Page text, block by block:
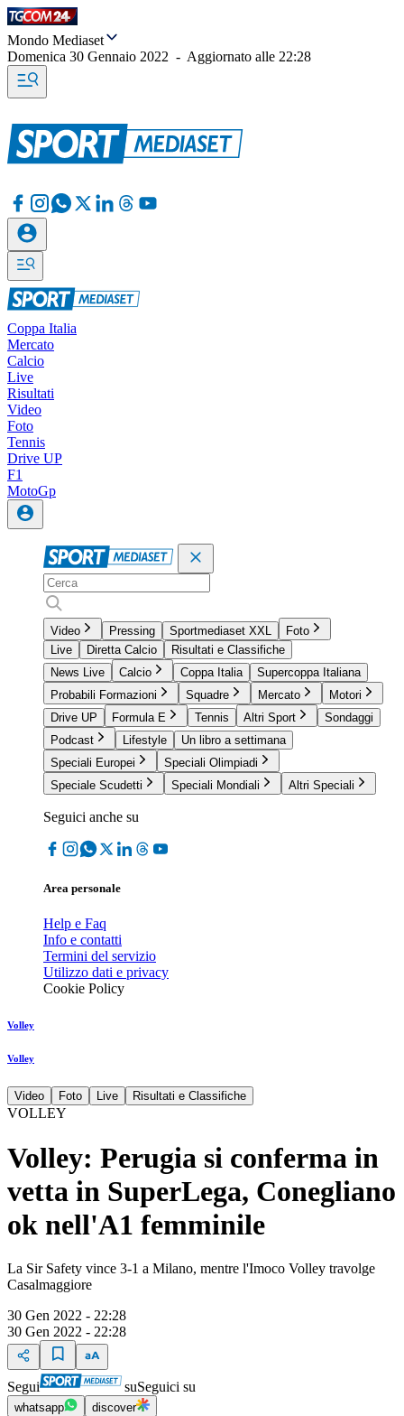
Mondo Mediaset
Domenica 30 Gennaio 2022 - Aggiornato alle 22:28
Coppa Italia
Mercato
Calcio
Live
Risultati
Video
Foto
Tennis
Drive UP
F1
MotoGp
Video Pressing Sportmediaset XXL
Foto
Live
Diretta Calcio
Risultati e Classifiche
News Live
Calcio Coppa Italia
Supercoppa Italiana
Probabili Formazioni
Squadre Mercato
Motori
Drive UP
Formula E Tennis Altri Sport
Sondaggi
Podcast
Lifestyle
Un libro a settimana
Speciali Europei
Speciali Olimpiadi
Speciale Scudetti
Speciali Mondiali Altri Speciali
Seguici anche su
Area personale
Help e Faq
Info e contatti
Termini del servizio
Utilizzo dati e privacy
Cookie Policy
Volley
Volley
Video Foto Live Risultati e Classifiche
VOLLEY
Volley: Perugia si conferma in
vetta in SuperLega, Conegliano
ok nell'A1 femminile
La Sir Safety vince 3-1 a Milano, mentre l'Imoco Volley travolge
Casalmaggiore
30 Gen 2022 - 22:28
30 Gen 2022 - 22:28
Segui suSeguici su
whatsapp discover